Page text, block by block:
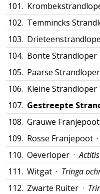
101.
102. Temmincks
103.
104. Bonte Strandloper
105. Paarse
106. Kleine Strandloper
107. Gestreepte
108. Grauwe Franjepoot
109. Rosse Franjepoot ·
110. Oeverloper ·
111. Witgat · Tringa
112. Zwarte Ruiter ·